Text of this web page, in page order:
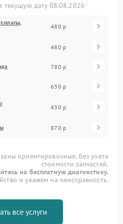
текущую дату 08.08.2026
480 р
480 р
780 р
630 р
430 р
870 р
ориентировочные, без учета
стоимости запчастей.
на бесплатную диагностику.
и укажем на неисправность.
все услуги